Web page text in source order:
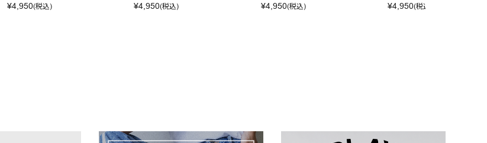
¥4,950(税込) ¥4,950(税込) ¥4,950(税込) ¥4,950(税込)